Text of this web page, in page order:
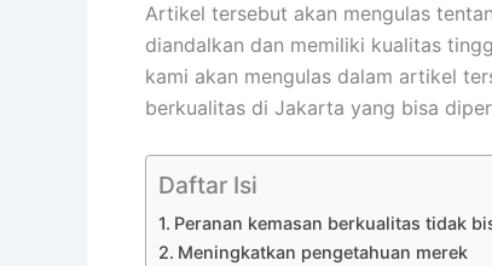
Artikel tersebut akan mengulas
diandalkan dan memiliki kualitas
kami akan mengulas dalam artikel
berkualitas di Jakarta yang bisa
Daftar Isi
Peranan kemasan berkualitas tidak
Meningkatkan pengetahuan merek